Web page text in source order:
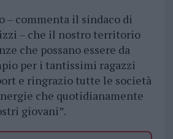
– commenta il sindaco di
– che il nostro territorio
che possano essere da
per i tantissimi ragazzi
e ringrazio tutte le società
che quotidianamente
giovani”.